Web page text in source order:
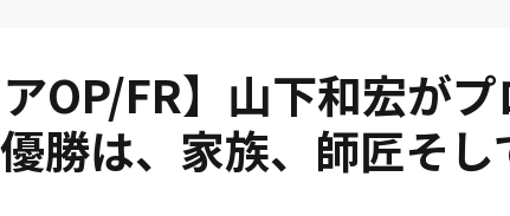
OP/FR】山下和宏が
勝は、家族、師匠そ